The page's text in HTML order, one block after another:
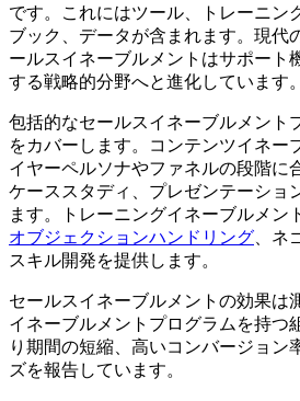
です。これにはツール、トレーニン
ブック、データが含まれます。現代
ールスイネーブルメントはサポート
する戦略的分野へと進化しています。
包括的なセールスイネーブルメント
をカバーします。コンテンツイネー
イヤーペルソナやファネルの段階に
ケーススタディ、プレゼンテーショ
ます。トレーニングイネーブルメン
オブジェクションハンドリング 、
スキル開発を提供します。
セールスイネーブルメントの効果は
イネーブルメントプログラムを持つ
り期間の短縮、高いコンバージョン
ズを報告しています。